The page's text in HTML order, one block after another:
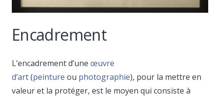
Encadrement
L’encadrement d’une œuvre
d’art(peinture ou photographie), pour la mettre en
valeur et la protéger, est le moyen qui consiste à